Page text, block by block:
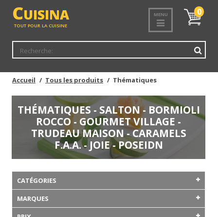
CUISINA
TOUT POUR LA CUISINE
MENU
Mon
panier
0
Accueil Tous les produits Thématiques
THÉMATIQUES - SALTON - BORMIOLI
ROCCO - GOURMET VILLAGE -
TRUDEAU MAISON - CARAMELS
F.A.A. - JOIE - POSEIDN
CATÉGORIES
MARQUES